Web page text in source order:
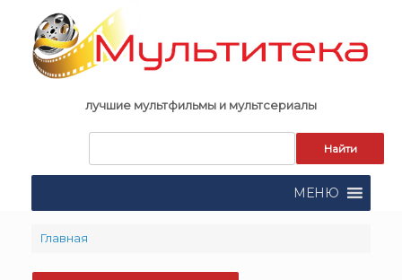
content
лучшие мультфильмы и мультсериалы
поиска:
МЕНЮ
Главная